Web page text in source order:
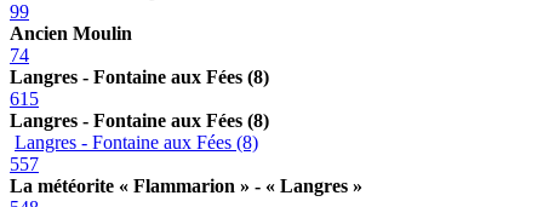
99
Ancien Moulin
74
Langres - Fontaine aux Fées (8)
615
Langres - Fontaine aux Fées (8)
Langres - Fontaine aux Fées (8)
557
La météorite « Flammarion » - « Langres »